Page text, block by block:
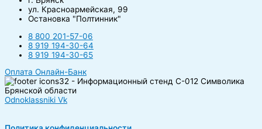
ул. Красноармейская, 99
Остановка "Полтинник"
8 800 201-57-06
8 919 194-30-64
8 919 194-30-65
Оплата Онлайн-Банк
Odnoklassniki Vk